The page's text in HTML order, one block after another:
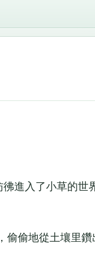
進入了小草的世
偷地從土壤里鑽